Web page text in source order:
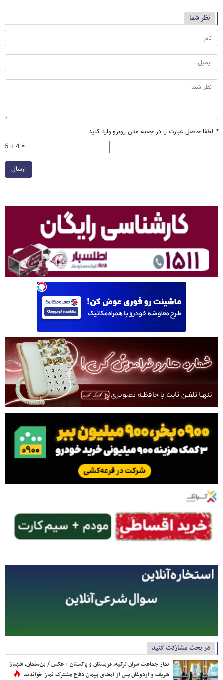
نظر شما
* لطفا حاصل عبارت را در جعبه متن روبرو وارد کنید
5 + 4 =
ارسال
در بحث مشارکت کنید
نماز جماعت سران ترکیه، عربستان و پاکستان + عکس / بن‌سلمان، شهباز
شریف و اردوغان پس از امضای پیمان دفاع مشترک نماز خواندند